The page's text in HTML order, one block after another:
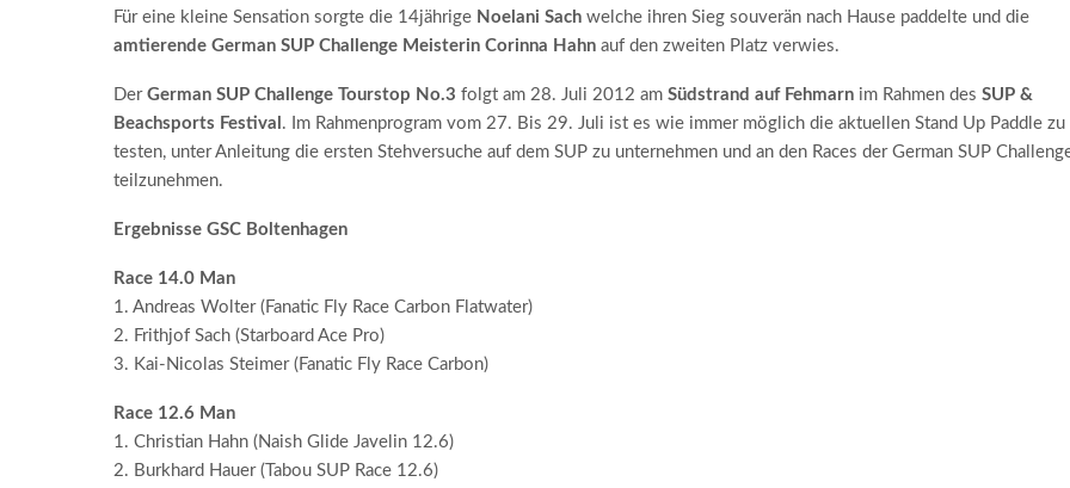
Für eine kleine Sensation sorgte die 14jährigeNoelani Sachwelche ihren Sieg souverän nach Hause paddelte und die
amtierende German SUP Challenge Meisterin Corinna Hahnauf den zweiten Platz verwies.
Der German SUP Challenge Tourstop No.3 folgt am 28. Juli 2012 am Südstrand auf Fehmarnim Rahmen des SUP &
Beachsports Festival . Im Rahmenprogram vom 27. Bis 29. Juli ist es wie immer möglich die aktuellen Stand Up Paddle zu
testen, unter Anleitung die ersten Stehversuche auf dem SUP zu unternehmen und an den Races der German SUP
teilzunehmen.
Ergebnisse GSC Boltenhagen
Race 14.0 Man
1. Andreas Wolter (Fanatic Fly Race Carbon Flatwater)
2. Frithjof Sach (Starboard Ace Pro)
3. Kai-Nicolas Steimer (Fanatic Fly Race Carbon)
Race 12.6 Man
1. Christian Hahn (Naish Glide Javelin 12.6)
2. Burkhard Hauer (Tabou SUP Race 12.6)